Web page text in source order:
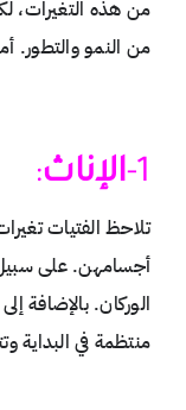
من هذه التغيرات،
من النمو والتطور.
1- الإناث:
تلاحظ الفتيات
أجسامهن. على سبيل
الوركان. بالإضافة
منتظمة في البداية